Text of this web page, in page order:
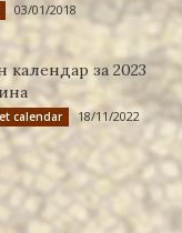
03/01/2018
календар за 2023
calendar 18/11/2022